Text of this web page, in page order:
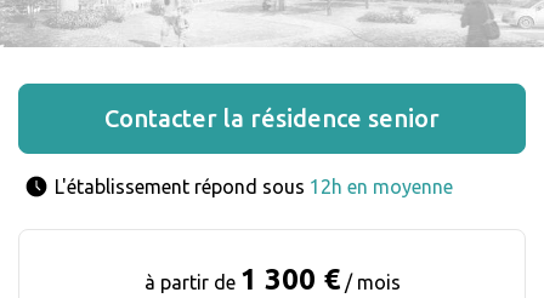
Contacter la résidence senior
L'établissement répond sous 12h en moyenne
à partir de 1 300 €/ mois